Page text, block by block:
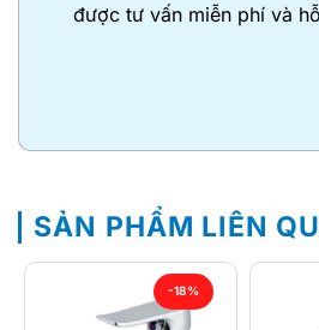
được tư vấn miễn phí và
SẢN PHẨM LIÊN
-18%